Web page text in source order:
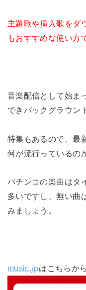
主題歌や挿入歌をダ
もおすすめな使い方
音楽配信として始ま
できバックグラウン
特集もあるので、最
何が流行っているの
パチンコの楽曲はタ
多いですし、無い曲
みましょう。
music.jpはこちらか